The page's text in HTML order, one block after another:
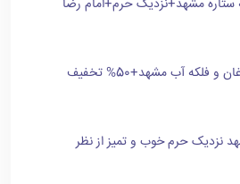
مشهد+نزدیک حرم+امام رضا
آب مشهد+50% تخفیف
نزدیک حرم خوب و تمیز از نظر